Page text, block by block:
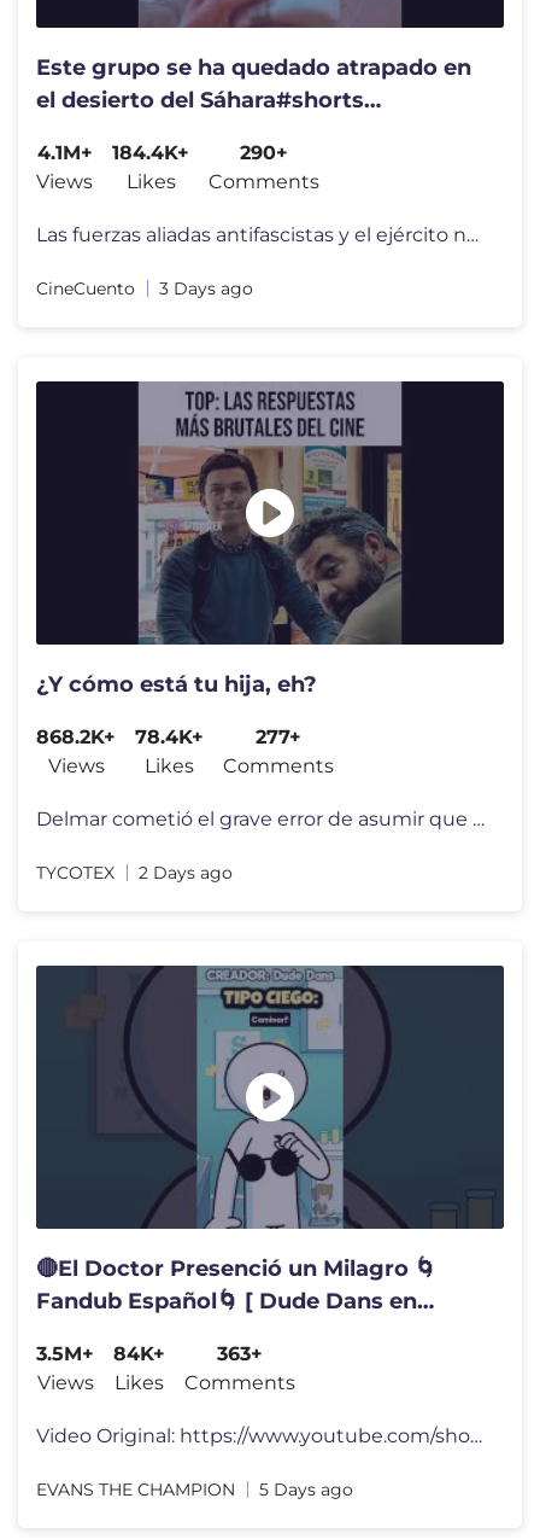
Este grupo se ha quedado atrapado en
el desierto del Sáhara#shorts
4.1M+
Views
184.4K+
Likes
290+
Comments
Las fuerzas aliadas antifascistas y el ejército nazi-fascista alemán
CineCuento 3 Days ago
¿Y cómo está tu hija, eh?
868.2K+
Views
78.4K+
Likes
277+
Comments
Delmar cometió el grave error de asumir que Peter no entendía españ
TYCOTEX 2 Days ago
🔴El Doctor Presenció un Milagro 🌀
Fandub Español🌀 [ Dude Dans en
#art
3.5M+
Views
84K+
Likes
363+
Comments
Video Original: https://www.youtube.com/shorts/kQLMwbpW8oM Creador: "
EVANS THE CHAMPION 5 Days ago